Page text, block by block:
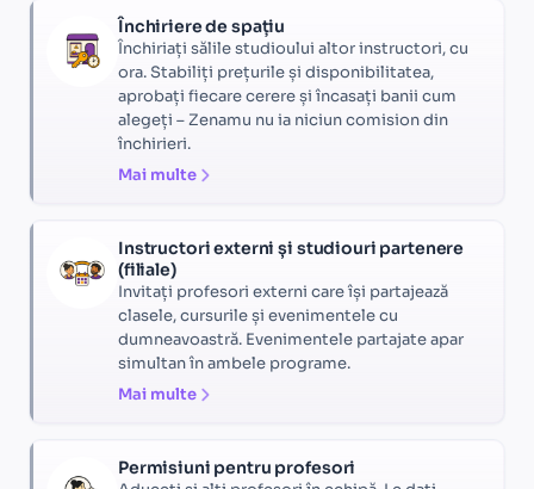
Închiriere de spațiu
Închiriați sălile studioului altor instructori, cu
ora. Stabiliți prețurile și disponibilitatea,
aprobați fiecare cerere și încasați banii cum
alegeți – Zenamu nu ia niciun comision din
închirieri.
Mai multe
Instructori externi și studiouri partenere
(filiale)
Invitați profesori externi care își partajează
clasele, cursurile și evenimentele cu
dumneavoastră. Evenimentele partajate apar
simultan în ambele programe.
Mai multe
Permisiuni pentru profesori